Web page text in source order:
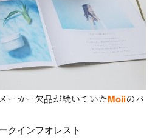
ーカー欠品が続いていたMoiiのバ
クインフオレスト